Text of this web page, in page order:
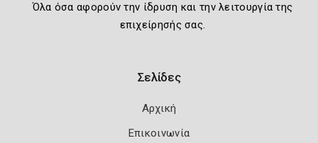
Όλα όσα αφορούν την ίδρυση και την λειτουργία της
επιχείρησής σας.
Σελίδες
Αρχική
Επικοινωνία